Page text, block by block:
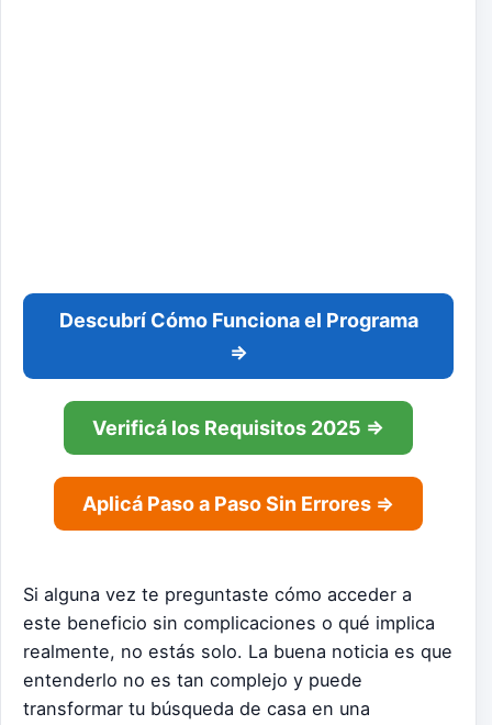
Descubrí Cómo Funciona el Programa
⇒
Verificá los Requisitos 2025 ⇒
Aplicá Paso a Paso Sin Errores ⇒
Si alguna vez te preguntaste cómo acceder a
este beneficio sin complicaciones o qué implica
realmente, no estás solo. La buena noticia es que
entenderlo no es tan complejo y puede
transformar tu búsqueda de casa en una